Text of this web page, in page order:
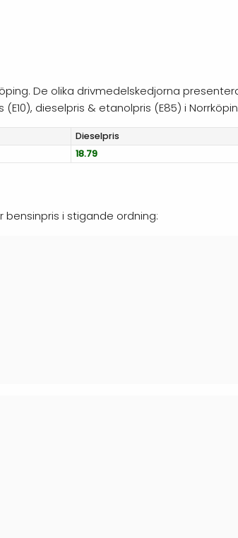
De olika drivmedelskedjorna
dieselpris & etanolpris (E85) i
Dieselpris
18.79
bensinpris i stigande ordning: